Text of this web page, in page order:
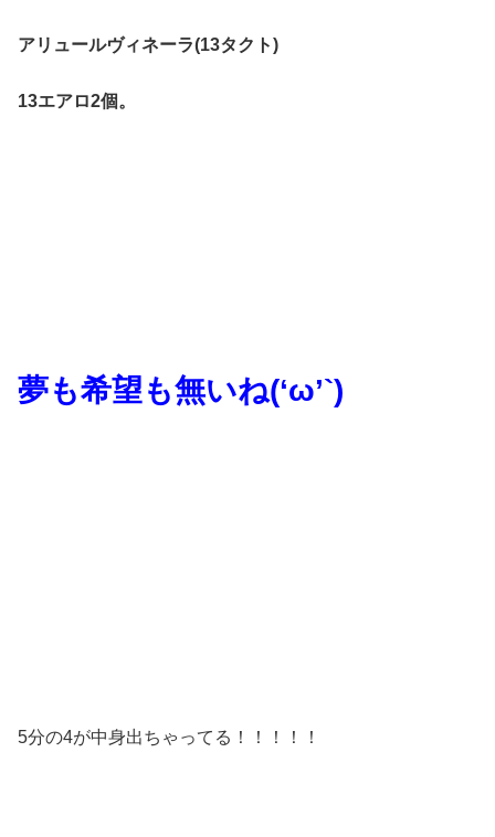
アリュールヴィネーラ(13タクト)
13エアロ2個。
夢も希望も無いね(‘ω’`)
5分の4が中身出ちゃってる！！！！！